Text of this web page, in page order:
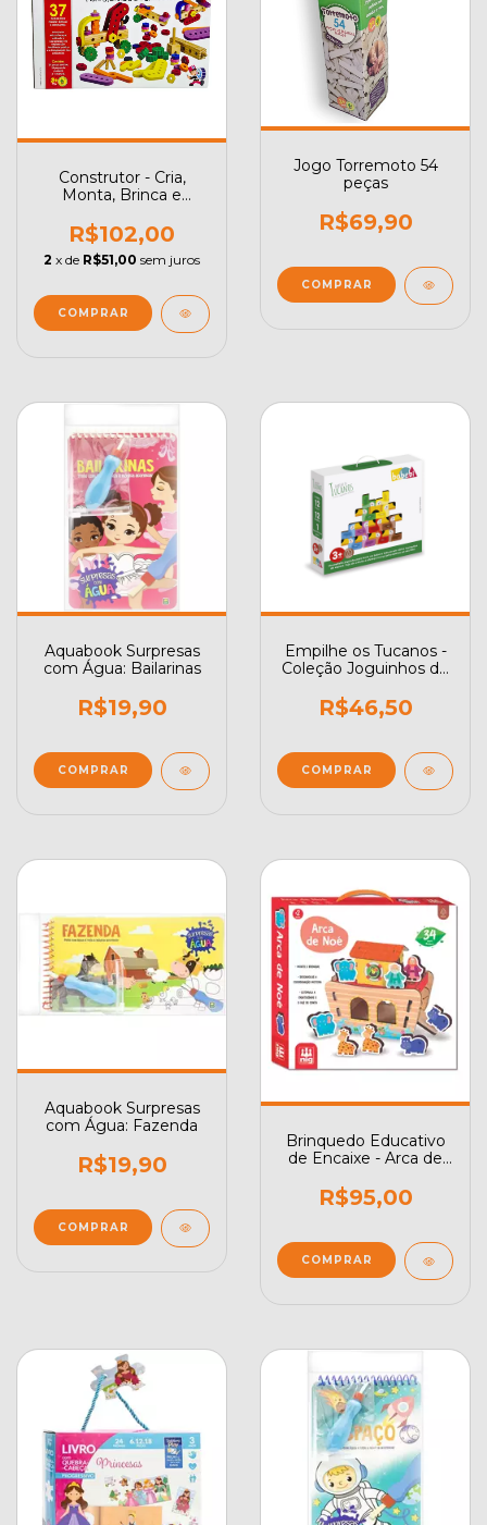
Construtor - Cria,
Monta, Brinca e
R$102,00
2 x de R$51,00 sem juros
Jogo Torremoto 54
peças
R$69,90
Aquabook Surpresas
com Água: Bailarinas
R$19,90
Empilhe os Tucanos -
Coleção Joguinhos de
R$46,50
Aquabook Surpresas
com Água: Fazenda
R$19,90
Brinquedo Educativo
de Encaixe - Arca de
R$95,00